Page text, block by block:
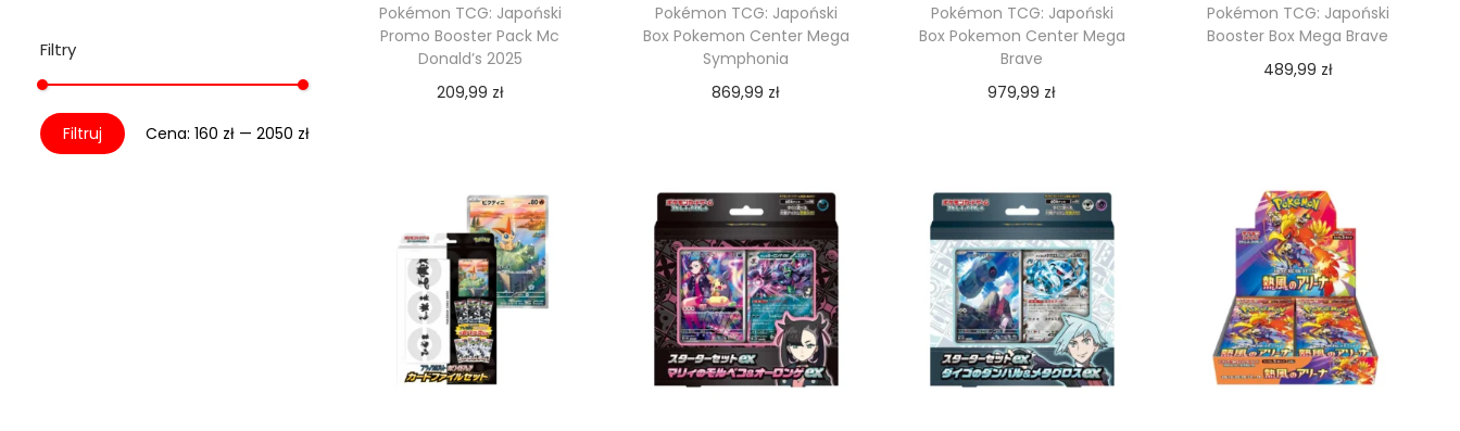
Pokémon TCG: Japoński
Promo Booster Pack Mc
Donald’s 2025
209,99 zł
Pokémon TCG: Japoński
Box Pokemon Center Mega
Symphonia
869,99 zł
Pokémon TCG: Japoński
Box Pokemon Center Mega
Brave
979,99 zł
Pokémon TCG: Japoński
Booster Box Mega Brave
489,99 zł
Filtry
C
e
C
e
Filtruj Cena: 160 zł — 2050 zł